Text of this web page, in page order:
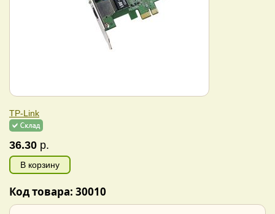
TP-Link
36.30 р.
В корзину
Код товара: 30010